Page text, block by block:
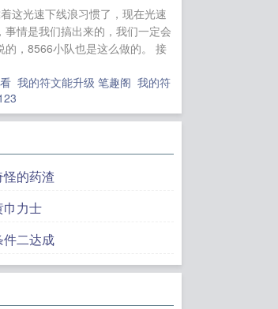
这光速下线浪习惯了，现在光速
情是我们搞出来的，我们一定会
的，8566小队也是这么做的。 接
我的符文能升级 笔趣阁 我的符
的药渣
巾力士
件二达成